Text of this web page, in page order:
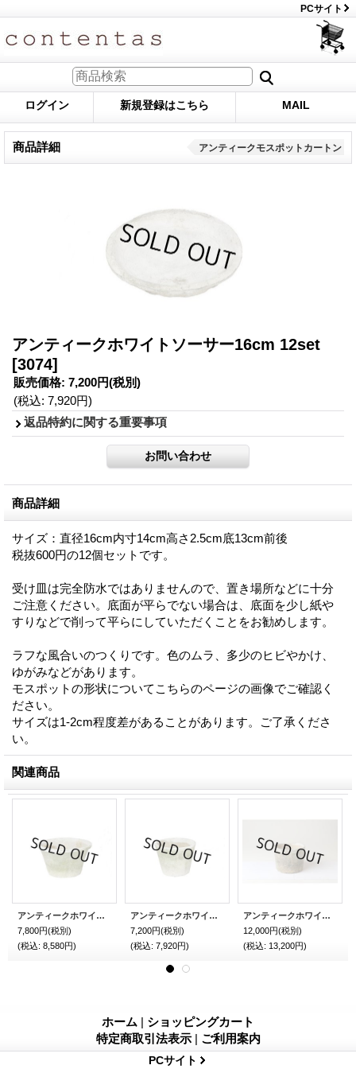
PCサイト
ログイン 新規登録はこちら MAIL
商品詳細 アンティークモスポットカートン
アンティークホワイトソーサー16cm 12set
[3074]
販売価格: 7,200円(税別)
(税込: 7,920円)
返品特約に関する重要事項
商品詳細
サイズ：直径16cm内寸14cm高さ2.5cm底13cm前後
税抜600円の12個セットです。
受け皿は完全防水ではありませんので、置き場所などに十分
ご注意ください。底面が平らでない場合は、底面を少し紙や
すりなどで削って平らにしていただくことをお勧めします。
ラフな風合いのつくりです。色のムラ、多少のヒビやかけ、
ゆがみなどがあります。
モスポットの形状についてこちらのページの画像でご確認く
ださい。
サイズは1-2cm程度差があることがあります。ご了承くださ
い。
関連商品
アンティークホワイトポット19cm 6set
7,800円(税別)
(税込: 8,580円)
アンティークホワイトカクタスポット16cm 6set
7,200円(税別)
(税込: 7,920円)
アンティークホワイト シリンダーポット13cm 12set
12,000円(税別)
(税込: 13,200円)
ホーム | ショッピングカート
特定商取引法表示 | ご利用案内
PCサイト